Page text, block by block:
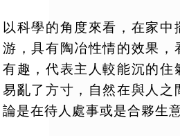
以科學的角度來看，在家
游，具有陶冶性情的效果
有趣，代表主人較能沉的
易亂了方寸，自然在與人
論是在待人處事或是合夥生